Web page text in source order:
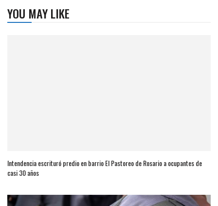
YOU MAY LIKE
Intendencia escrituró predio en barrio El Pastoreo de Rosario a ocupantes de
casi 30 años